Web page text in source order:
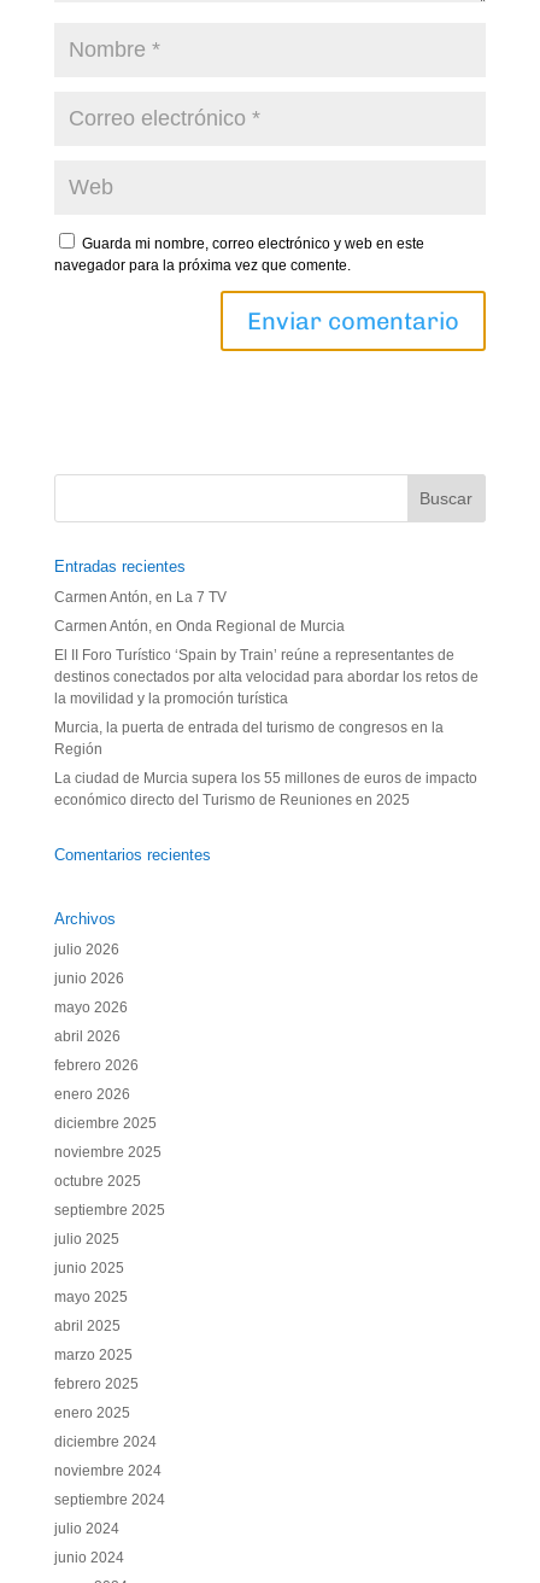
Guarda mi nombre, correo electrónico y web en este
navegador para la próxima vez que comente.
Entradas recientes
Carmen Antón, en La 7 TV
Carmen Antón, en Onda Regional de Murcia
El II Foro Turístico ‘Spain by Train’ reúne a representantes de
destinos conectados por alta velocidad para abordar los retos de
la movilidad y la promoción turística
Murcia, la puerta de entrada del turismo de congresos en la
Región
La ciudad de Murcia supera los 55 millones de euros de impacto
económico directo del Turismo de Reuniones en 2025
Comentarios recientes
Archivos
julio 2026
junio 2026
mayo 2026
abril 2026
febrero 2026
enero 2026
diciembre 2025
noviembre 2025
octubre 2025
septiembre 2025
julio 2025
junio 2025
mayo 2025
abril 2025
marzo 2025
febrero 2025
enero 2025
diciembre 2024
noviembre 2024
septiembre 2024
julio 2024
junio 2024